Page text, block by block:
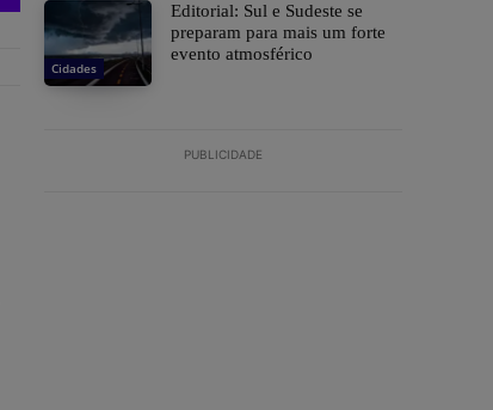
Cidades
Editorial: Sul e Sudeste se
preparam para mais um forte
evento atmosférico
PUBLICIDADE